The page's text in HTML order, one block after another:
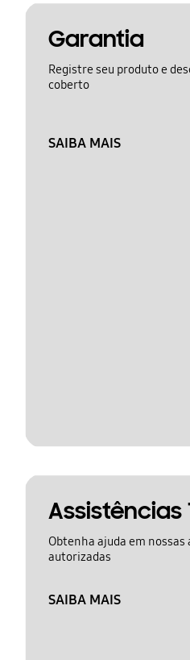
Garantia
Registre seu produto e
coberto
SAIBA MAIS
Assistências
Obtenha ajuda em
autorizadas
SAIBA MAIS